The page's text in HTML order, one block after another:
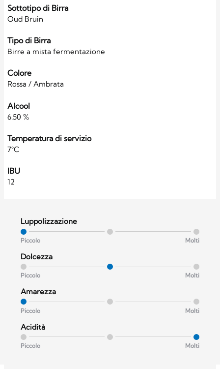
Sottotipo di Birra
Oud Bruin
Tipo di Birra
Birre a mista fermentazione
Colore
Rossa / Ambrata
Alcool
6.50 %
Temperatura di servizio
7°C
IBU
12
Luppolizzazione
Piccolo Molti
Dolcezza
Piccolo Molti
Amarezza
Piccolo Molti
Acidità
Piccolo Molti